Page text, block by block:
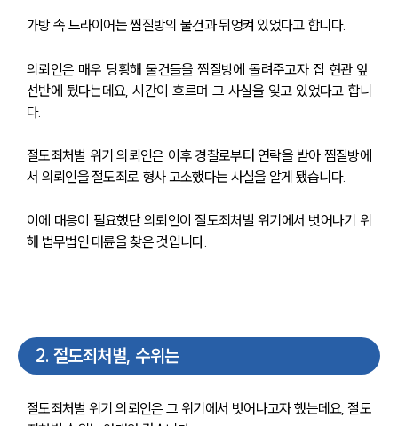
가방 속 드라이어는 찜질방의 물건과 뒤엉켜 있었다고 합니다.
의뢰인은 매우 당황해 물건들을 찜질방에 돌려주고자 집 현관 앞
선반에 뒀다는데요, 시간이 흐르며 그 사실을 잊고 있었다고 합니
다.
절도죄처벌 위기 의뢰인은 이후 경찰로부터 연락을 받아 찜질방에
서 의뢰인을 절도죄로 형사 고소했다는 사실을 알게 됐습니다.
이에 대응이 필요했단 의뢰인이 절도죄처벌 위기에서 벗어나기 위
해 법무법인 대륜을 찾은 것입니다.
2. 절도죄처벌, 수위는
절도죄처벌 위기 의뢰인은 그 위기에서 벗어나고자 했는데요, 절도